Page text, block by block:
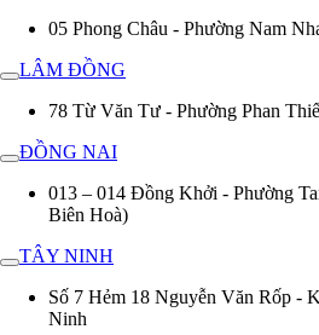
05 Phong Châu - Phường Nam
LÂM ĐỒNG
78 Từ Văn Tư - Phường Phan
ĐỒNG NAI
013 – 014 Đồng Khởi - Phường
Biên Hoà)
TÂY NINH
Số 7 Hẻm 18 Nguyễn Văn Rốp -
Ninh